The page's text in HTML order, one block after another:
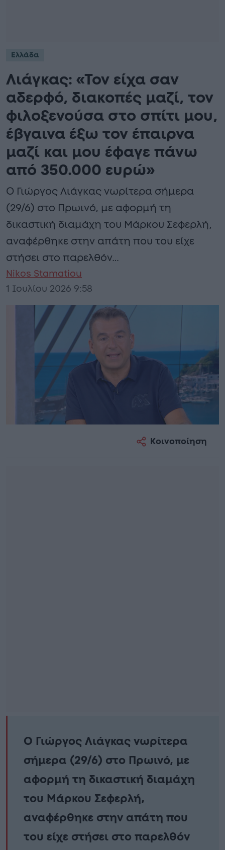
Ελλάδα
Λιάγκας: «Τον είχα σαν
αδερφό, διακοπές μαζί, τον
φιλοξενούσα στο σπίτι μου,
έβγαινα έξω τον έπαιρνα
μαζί και μου έφαγε πάνω
από 350.000 ευρώ»
Ο Γιώργος Λιάγκας νωρίτερα σήμερα
(29/6) στο Πρωινό, με αφορμή τη
δικαστική διαμάχη του Μάρκου Σεφερλή,
αναφέρθηκε στην απάτη που του είχε
στήσει στο παρελθόν…
Nikos Stamatiou
1 Ιουλίου 2026 9:58
Κοινοποίηση
Ο Γιώργος Λιάγκας νωρίτερα
σήμερα (29/6) στο Πρωινό, με
αφορμή τη δικαστική διαμάχη
του Μάρκου Σεφερλή,
αναφέρθηκε στην απάτη που
του είχε στήσει στο παρελθόν